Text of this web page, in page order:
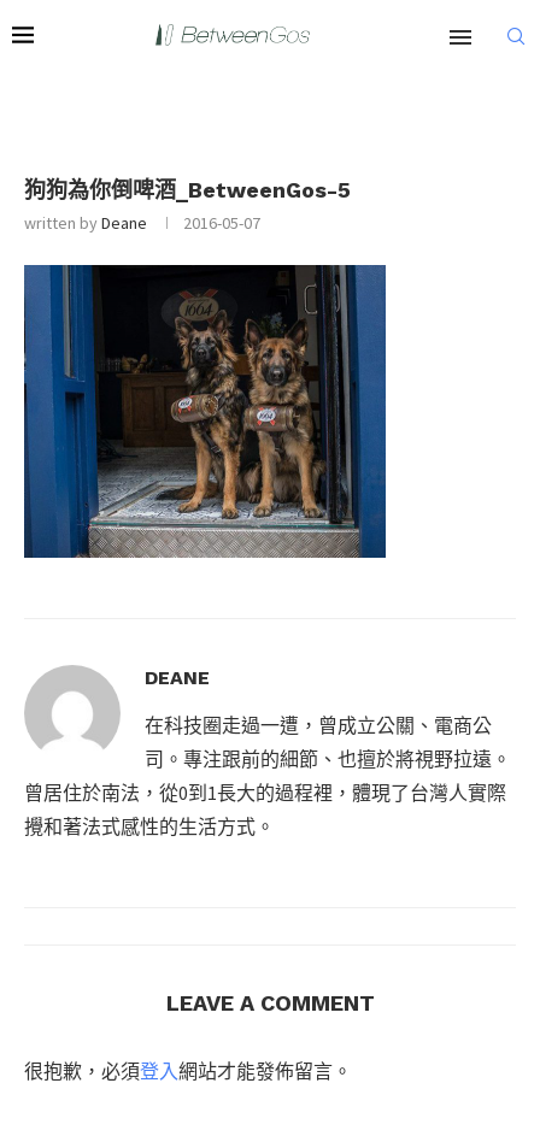
狗狗為你倒啤酒_BetweenGos-5
written byDeane 2016-05-07
DEANE
在科技圈走過一遭，曾成立公關、電商公
司。專注跟前的細節、也擅於將視野拉遠。
曾居住於南法，從0到1長大的過程裡，體現了台灣人實際
攪和著法式感性的生活方式。
LEAVE A COMMENT
很抱歉，必須登入網站才能發佈留言。